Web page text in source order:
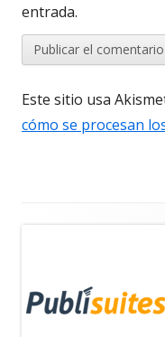
entrada.
Este sitio usa
cómo se procesan
lateral
principal